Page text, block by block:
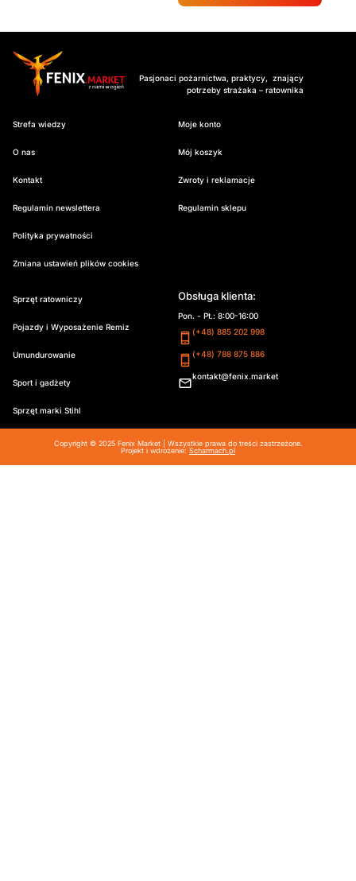
Pasjonaci pożarnictwa, praktycy, znający
potrzeby strażaka – ratownika
Strefa wiedzy
O nas
Kontakt
Regulamin newslettera
Polityka prywatności
Zmiana ustawień plików cookies
Moje konto
Mój koszyk
Zwroty i reklamacje
Regulamin sklepu
Sprzęt ratowniczy
Pojazdy i Wyposażenie Remiz
Umundurowanie
Sport i gadżety
Sprzęt marki Stihl
Obsługa klienta:
Pon. - Pt.: 8:00-16:00
(+48) 885 202 998
(+48) 788 875 886
kontakt@fenix.market
Copyright © 2025 Fenix Market | Wszystkie prawa do treści zastrzeżone.
Projekt i wdrożenie: Scharmach.pl